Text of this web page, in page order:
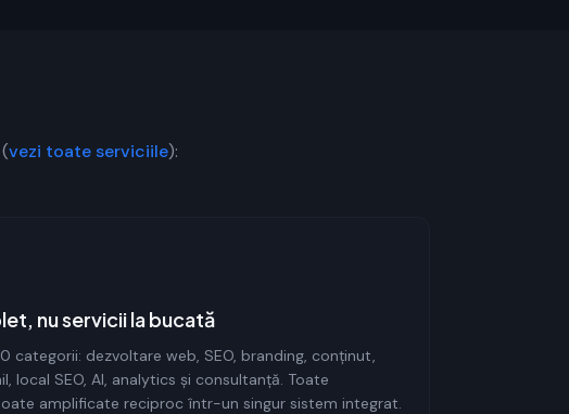
vezi toate serviciile):
nu servicii la bucată
categorii: dezvoltare web, SEO, branding, conținut,
local SEO, AI, analytics și consultanță. Toate
amplificate reciproc într-un singur sistem integrat.